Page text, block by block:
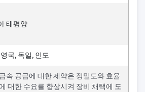
태평양
국, 독일, 인도
속 공급에 대한 제약은 정밀도와 효율
대한 수요를 향상시켜 장비 채택에 도